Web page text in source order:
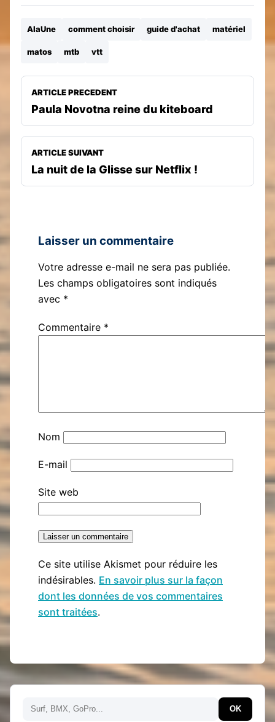
AlaUne comment choisir guide d'achat matériel
matos mtb vtt
ARTICLE PRECEDENT
Paula Novotna reine du kiteboard
ARTICLE SUIVANT
La nuit de la Glisse sur Netflix !
Laisser un commentaire
Votre adresse e-mail ne sera pas publiée.
Les champs obligatoires sont indiqués
avec *
Commentaire *
Nom
E-mail
Site web
Ce site utilise Akismet pour réduire les
indésirables. En savoir plus sur la façon
dont les données de vos commentaires
sont traitées.
Rechercher OK